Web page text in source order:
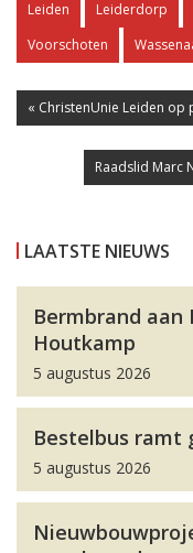
Leiden Leiderdorp
Voorschoten
« ChristenUnie Leiden op
Raadslid Marc
LAATSTE NIEUWS
Bermbrand aan
Houtkamp
5 augustus 2026
Bestelbus ramt
5 augustus 2026